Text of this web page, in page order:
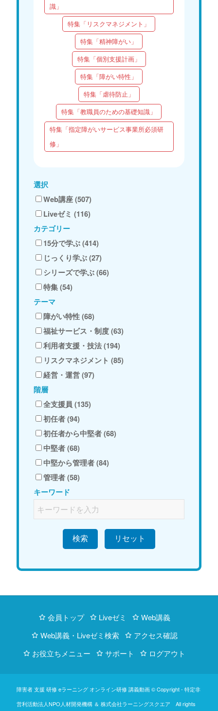
識」
特集「リスクマネジメント」
特集「精神障がい」
特集「個別支援計画」
特集「障がい特性」
特集「虐待防止」
特集「教職員のための基礎知識」
特集「指定障がいサービス事業所必須研
修」
選択
Web講座 (507)
Liveゼミ (116)
カテゴリー
15分で学ぶ (414)
じっくり学ぶ (27)
シリーズで学ぶ (66)
特集 (54)
テーマ
障がい特性 (68)
福祉サービス・制度 (63)
利用者支援・技法 (194)
リスクマネジメント (85)
経営・運営 (97)
階層
全支援員 (135)
初任者 (94)
初任者から中堅者 (68)
中堅者 (68)
中堅から管理者 (84)
管理者 (58)
キーワード
検索
会員トップ Liveゼミ
Web講義
Web講義・Liveゼミ検索
アクセス確認
お役立ちメニュー
サポート ログアウト
障害者 支援 研修 eラーニング オンライン研修 講義動画 © Copyright - 特定非
営利活動法人NPO人材開発機構＆ 株式会社ラーニングスクエア All rights